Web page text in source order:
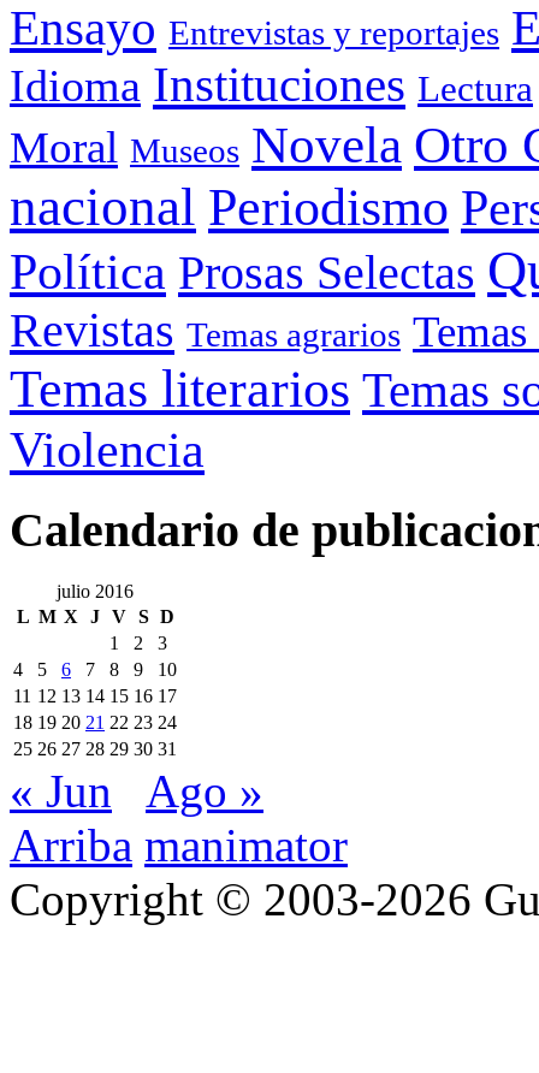
Ensayo Entrevistas y reportajes
Idioma Instituciones Lectura
Moral Museos Novela Otro
nacional Periodismo
Política Prosas Selectas
Revistas Temas agrarios
Temas literarios Temas
Violencia
Calendario de
julio 2016
L M X J V S D
1
2
3
4
5 6 7 8 9
10
11 12 13 14 15 16 17
18 19 20 21 22 23 24
25 26 27 28 29 30 31
« Jun
Ago »
Arriba manimator
Copyright © 2003-2026